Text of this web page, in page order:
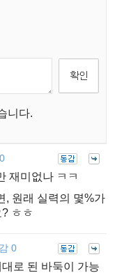
니다.
재미없나 ㅋㅋ
, 원래 실력의 몇%가
ㅎㅎ
0
로 된 바둑이 가능